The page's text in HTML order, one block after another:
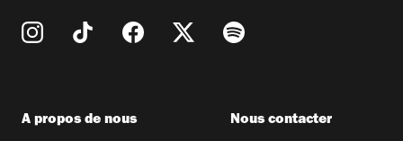
A propos de nous Nous contacter